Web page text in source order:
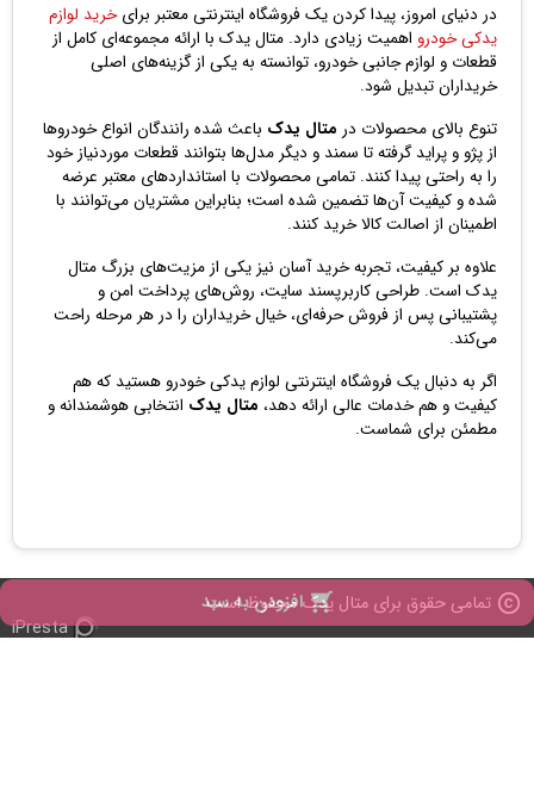
افزودن به سبد
در دنیای امروز، پیدا کردن یک فروشگاه اینترنتی معتبر برایخرید لوازم
یدکی خودرو اهمیت زیادی دارد. متال یدک با ارائه مجموعه‌ای کامل از
قطعات و لوازم جانبی خودرو، توانسته به یکی از گزینه‌های اصلی
خریداران تبدیل شود.
تنوع بالای محصولات در متال یدک باعث شده رانندگان انواع خودروها
از پژو و پراید گرفته تا سمند و دیگر مدل‌ها بتوانند قطعات موردنیاز خود
را به راحتی پیدا کنند. تمامی محصولات با استانداردهای معتبر عرضه
شده و کیفیت آن‌ها تضمین شده است؛ بنابراین مشتریان می‌توانند با
اطمینان از اصالت کالا خرید کنند.
علاوه بر کیفیت، تجربه خرید آسان نیز یکی از مزیت‌های بزرگ متال
یدک است. طراحی کاربرپسند سایت، روش‌های پرداخت امن و
پشتیبانی پس از فروش حرفه‌ای، خیال خریداران را در هر مرحله راحت
می‌کند.
اگر به دنبال یک فروشگاه اینترنتی لوازم یدکی خودرو هستید که هم
کیفیت و هم خدمات عالی ارائه دهد، متال یدک انتخابی هوشمندانه و
مطمئن برای شماست.
copyright تمامی حقوق برای متال یدک محفوظ است
iPresta